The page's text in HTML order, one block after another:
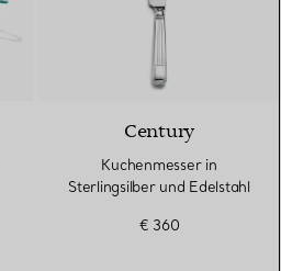
Century
Kuchenmesser in
Sterlingsilber und Edelstahl
€ 360